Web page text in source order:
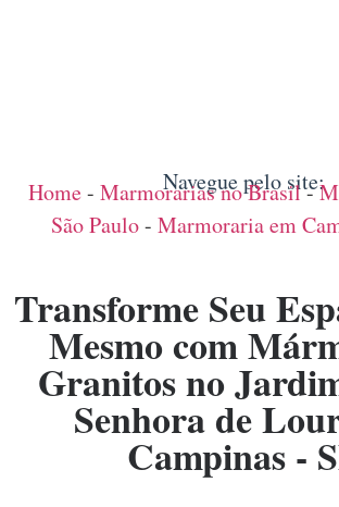
Navegue pelo site:
Home- Marmorarias no Brasil-
São Paulo- Marmoraria em
Transforme Seu
Mesmo com
Granitos no
Senhora de
Campinas -